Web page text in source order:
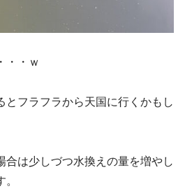
・・ｗ
とフラフラから天国に行くかもし
合は少しづつ水換えの量を増やし